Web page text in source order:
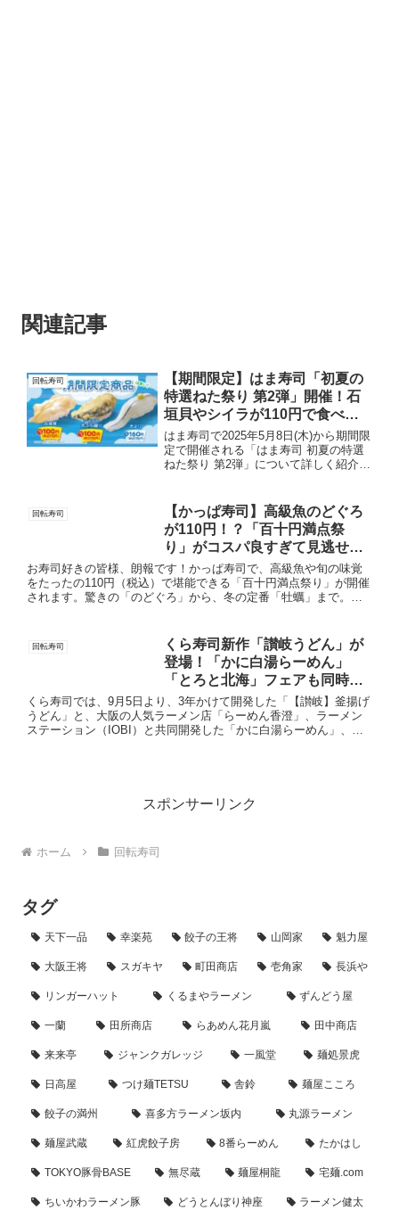
関連記事
回転寿司
【期間限定】はま寿司「初夏の
特選ねた祭り 第2弾」開催！石
垣貝やシイラが110円で食べら
れる！
はま寿司で2025年5月8日(木)から期間限
定で開催される「はま寿司 初夏の特選
ねた祭り 第2弾」について詳しく紹介し
で、おすすめのフェアとなっています。
はま寿司 初夏...
回転寿司
【かっぱ寿司】高級魚のどぐろ
が110円！？「百十円満点祭
り」がコスパ良すぎて見逃せな
い！
お寿司好きの皆様、朗報です！かっぱ寿司で、高級魚や旬の味覚
をたったの110円（税込）で堪能できる「百十円満点祭り」が開催
されます。驚きの「のどぐろ」から、冬の定番「牡蠣」まで。こ
回転寿司
くら寿司新作「讃岐うどん」が
登場！「かに白湯らーめん」
「とろと北海」フェアも同時開
催！
くら寿司では、9月5日より、3年かけて開発した「【讃岐】釜揚げ
うどん」と、大阪の人気ラーメン店「らーめん香澄」、ラーメン
ステーション（IOBI）と共同開発した「かに白湯らーめん」、
スポンサーリンク
ホーム 回転寿司
タグ
天下一品 幸楽苑 餃子の王将 山岡家 魁力屋
大阪王将 スガキヤ 町田商店 壱角家 長浜や
リンガーハット くるまやラーメン ずんどう屋
一蘭 田所商店 らあめん花月嵐 田中商店
来来亭 ジャンクガレッジ 一風堂 麺処景虎
日高屋 つけ麺TETSU 舎鈴 麺屋こころ
餃子の満州 喜多方ラーメン坂内 丸源ラーメン
麺屋武蔵 紅虎餃子房 8番らーめん たかはし
TOKYO豚骨BASE 無尽蔵 麺屋桐龍 宅麺.com
ちいかわラーメン豚 どうとんぼり神座 ラーメン健太